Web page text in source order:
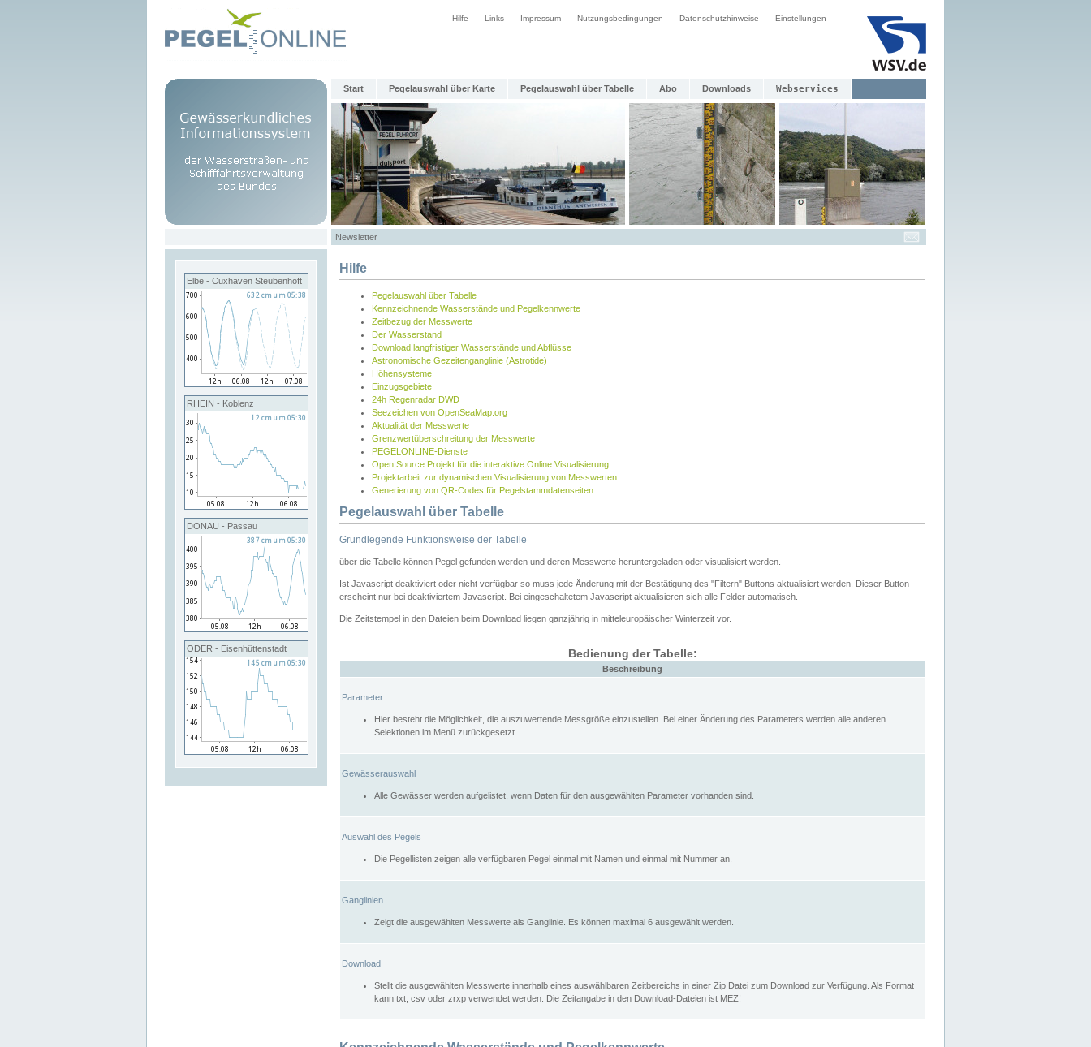
Hilfe Links Impressum Nutzungsbedingungen Datenschutzhinweise Einstellungen
Start Pegelauswahl über Karte Pegelauswahl über Tabelle Abo Downloads Webservices
Newsletter
Elbe - Cuxhaven Steubenhöft
RHEIN - Koblenz
DONAU - Passau
ODER - Eisenhüttenstadt
Hilfe
Pegelauswahl über Tabelle
Kennzeichnende Wasserstände und Pegelkennwerte
Zeitbezug der Messwerte
Der Wasserstand
Download langfristiger Wasserstände und Abflüsse
Astronomische Gezeitenganglinie (Astrotide)
Höhensysteme
Einzugsgebiete
24h Regenradar DWD
Seezeichen von OpenSeaMap.org
Aktualität der Messwerte
Grenzwertüberschreitung der Messwerte
PEGELONLINE-Dienste
Open Source Projekt für die interaktive Online Visualisierung
Projektarbeit zur dynamischen Visualisierung von Messwerten
Generierung von QR-Codes für Pegelstammdatenseiten
Pegelauswahl über Tabelle
Grundlegende Funktionsweise der Tabelle
über die Tabelle können Pegel gefunden werden und deren Messwerte heruntergeladen oder visualisiert werden.
Ist Javascript deaktiviert oder nicht verfügbar so muss jede Änderung mit der Bestätigung des "Filtern" Buttons aktualisiert werden. Dieser Button
erscheint nur bei deaktiviertem Javascript. Bei eingeschaltetem Javascript aktualisieren sich alle Felder automatisch.
Die Zeitstempel in den Dateien beim Download liegen ganzjährig in mitteleuropäischer Winterzeit vor.
Bedienung der Tabelle:
Beschreibung
Parameter
Hier besteht die Möglichkeit, die auszuwertende Messgröße einzustellen. Bei einer Änderung des Parameters werden alle anderen
Selektionen im Menü zurückgesetzt.
Gewässerauswahl
Alle Gewässer werden aufgelistet, wenn Daten für den ausgewählten Parameter vorhanden sind.
Auswahl des Pegels
Die Pegellisten zeigen alle verfügbaren Pegel einmal mit Namen und einmal mit Nummer an.
Ganglinien
Zeigt die ausgewählten Messwerte als Ganglinie. Es können maximal 6 ausgewählt werden.
Download
Stellt die ausgewählten Messwerte innerhalb eines auswählbaren Zeitbereichs in einer Zip Datei zum Download zur Verfügung. Als Format
kann txt, csv oder zrxp verwendet werden. Die Zeitangabe in den Download-Dateien ist MEZ!